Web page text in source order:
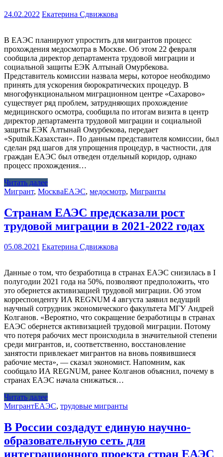
24.02.2022 Екатерина Сдвижкова
В ЕАЭС планируют упростить для мигрантов процесс
прохождения медосмотра в Москве. Об этом 22 февраля
сообщила директор департамента трудовой миграции и
социальной защиты ЕЭК Алтынай Омурбекова.
Представитель комиссии назвала меры, которое необходимо
принять для ускорения бюрократических процедур. В
многофункциональном миграционном центре «Сахарово»
существует ряд проблем, затрудняющих прохождение
медицинского осмотра, сообщила по итогам визита в центр
директор департамента трудовой миграции и социальной
защиты ЕЭК Алтынай Омурбекова, передает
«Sputnik.Казахстан». По данным представителя комиссии, был
сделан ряд шагов для упрощения процедур, в частности, для
граждан ЕАЭС был отведен отдельный коридор, однако
процесс прохождения…
Читать далее
Мигрант, МоскваЕАЭС, медосмотр, Мигранты
Странам ЕАЭС предсказали рост
трудовой миграции в 2021-2022 годах
05.08.2021 Екатерина Сдвижкова
Данные о том, что безработица в странах ЕАЭС снизилась в I
полугодии 2021 года на 50%, позволяют предположить, что
это обернется активизацией трудовой миграции. Об этом
корреспонденту ИА REGNUM 4 августа заявил ведущий
научный сотрудник экономического факультета МГУ Андрей
Колганов. «Вероятно, что сокращение безработицы в странах
ЕАЭС обернется активизацией трудовой миграции. Потому
что потеря рабочих мест происходила в значительной степени
среди мигрантов, и, соответственно, восстановление
занятости привлекает мигрантов на вновь появившиеся
рабочие места», — сказал экономист. Напомним, как
сообщало ИА REGNUM, ранее Колганов объяснил, почему в
странах ЕАЭС начала снижаться…
Читать далее
МигрантЕАЭС, трудовые мигранты
В России создадут единую научно-
образовательную сеть для
интеграционного проекта стран ЕАЭС